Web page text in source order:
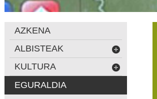
AZKENA
ALBISTEAK
KULTURA
EGURALDIA